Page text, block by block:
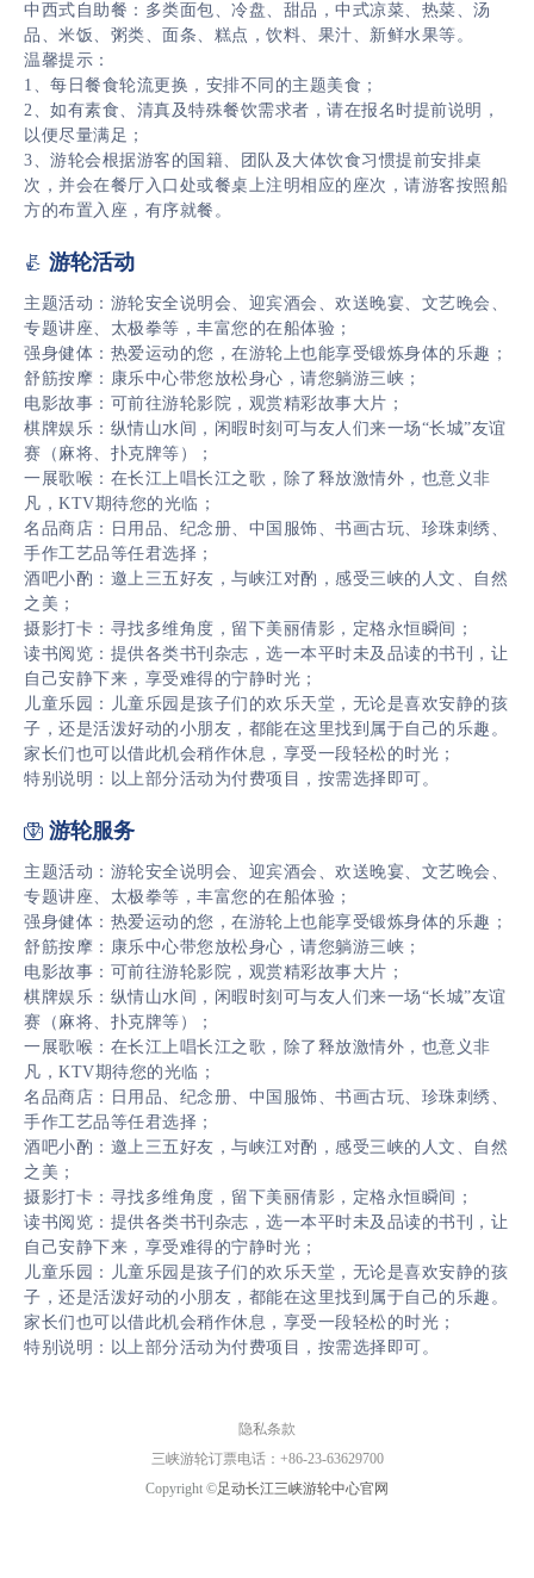
中西式自助餐：多类面包、冷盘、甜品，中式凉菜、热菜、汤
品、米饭、粥类、面条、糕点，饮料、果汁、新鲜水果等。
温馨提示：
1、每日餐食轮流更换，安排不同的主题美食；
2、如有素食、清真及特殊餐饮需求者，请在报名时提前说明，
以便尽量满足；
3、游轮会根据游客的国籍、团队及大体饮食习惯提前安排桌
次，并会在餐厅入口处或餐桌上注明相应的座次，请游客按照船
方的布置入座，有序就餐。
 游轮活动
主题活动：游轮安全说明会、迎宾酒会、欢送晚宴、文艺晚会、
专题讲座、太极拳等，丰富您的在船体验；
强身健体：热爱运动的您，在游轮上也能享受锻炼身体的乐趣；
舒筋按摩：康乐中心带您放松身心，请您躺游三峡；
电影故事：可前往游轮影院，观赏精彩故事大片；
棋牌娱乐：纵情山水间，闲暇时刻可与友人们来一场“长城”友谊
赛（麻将、扑克牌等）；
一展歌喉：在长江上唱长江之歌，除了释放激情外，也意义非
凡，KTV期待您的光临；
名品商店：日用品、纪念册、中国服饰、书画古玩、珍珠刺绣、
手作工艺品等任君选择；
酒吧小酌：邀上三五好友，与峡江对酌，感受三峡的人文、自然
之美；
摄影打卡：寻找多维角度，留下美丽倩影，定格永恒瞬间；
读书阅览：提供各类书刊杂志，选一本平时未及品读的书刊，让
自己安静下来，享受难得的宁静时光；
儿童乐园：儿童乐园是孩子们的欢乐天堂，无论是喜欢安静的孩
子，还是活泼好动的小朋友，都能在这里找到属于自己的乐趣。
家长们也可以借此机会稍作休息，享受一段轻松的时光；
特别说明：以上部分活动为付费项目，按需选择即可。
 游轮服务
主题活动：游轮安全说明会、迎宾酒会、欢送晚宴、文艺晚会、
专题讲座、太极拳等，丰富您的在船体验；
强身健体：热爱运动的您，在游轮上也能享受锻炼身体的乐趣；
舒筋按摩：康乐中心带您放松身心，请您躺游三峡；
电影故事：可前往游轮影院，观赏精彩故事大片；
棋牌娱乐：纵情山水间，闲暇时刻可与友人们来一场“长城”友谊
赛（麻将、扑克牌等）；
一展歌喉：在长江上唱长江之歌，除了释放激情外，也意义非
凡，KTV期待您的光临；
名品商店：日用品、纪念册、中国服饰、书画古玩、珍珠刺绣、
手作工艺品等任君选择；
酒吧小酌：邀上三五好友，与峡江对酌，感受三峡的人文、自然
之美；
摄影打卡：寻找多维角度，留下美丽倩影，定格永恒瞬间；
读书阅览：提供各类书刊杂志，选一本平时未及品读的书刊，让
自己安静下来，享受难得的宁静时光；
儿童乐园：儿童乐园是孩子们的欢乐天堂，无论是喜欢安静的孩
子，还是活泼好动的小朋友，都能在这里找到属于自己的乐趣。
家长们也可以借此机会稍作休息，享受一段轻松的时光；
特别说明：以上部分活动为付费项目，按需选择即可。
隐私条款
三峡游轮订票电话：+86-23-63629700
Copyright ©足动长江三峡游轮中心官网